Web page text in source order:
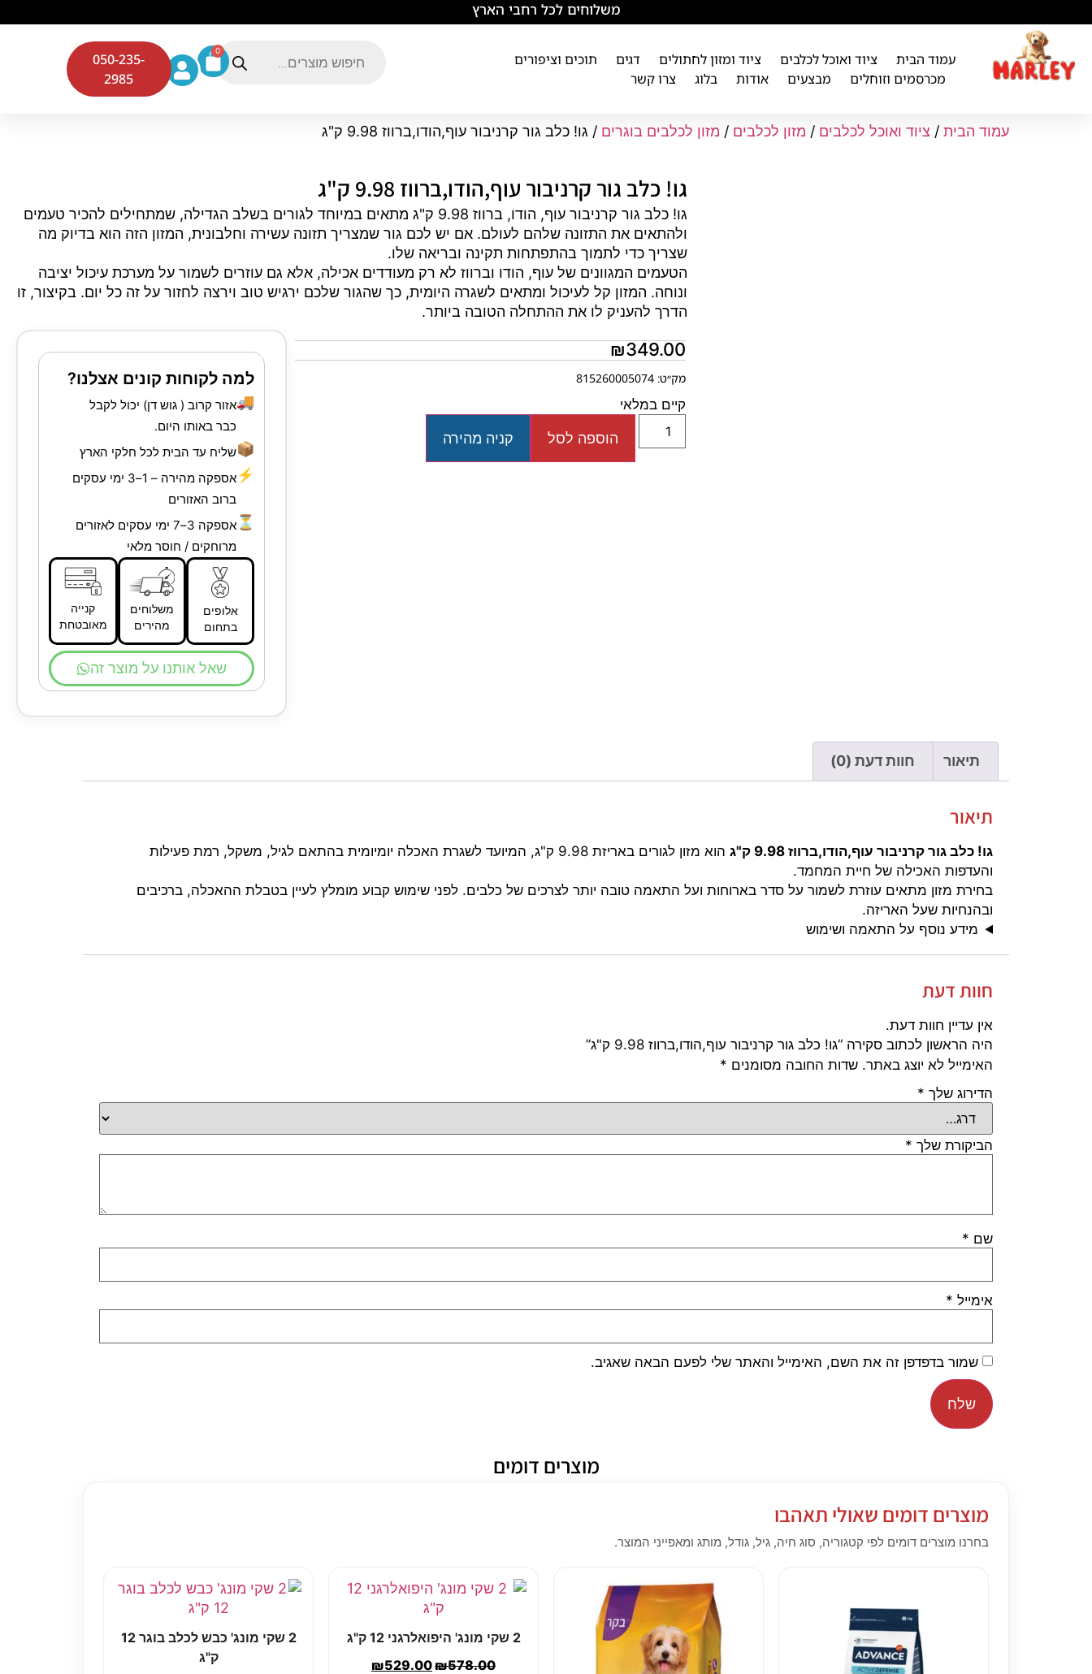
משלוחים לכל רחבי הארץ
עמוד הבית ציוד ואוכל לכלבים ציוד ומזון לחתולים דגים
תוכים וציפורים
מכרסמים וזוחלים
מבצעים אודות בלוג צרו קשר
0
050-235-
2985
עמוד הבית / ציוד ואוכל לכלבים / מזון לכלבים / מזון לכלבים בוגרים / גו! כלב גור קרניבור עוף,הודו,ברווז 9.98 ק"ג
גו! כלב גור קרניבור עוף,הודו,ברווז 9.98 ק"ג
גו! כלב גור קרניבור עוף, הודו, ברווז 9.98 ק"ג מתאים במיוחד לגורים בשלב הגדילה, שמתחילים להכיר טעמים
ולהתאים את התזונה שלהם לעולם. אם יש לכם גור שמצריך תזונה עשירה וחלבונית, המזון הזה הוא בדיוק מה
שצריך כדי לתמוך בהתפתחות תקינה ובריאה שלו.
הטעמים המגוונים של עוף, הודו וברווז לא רק מעודדים אכילה, אלא גם עוזרים לשמור על מערכת עיכול יציבה
ונוחה. המזון קל לעיכול ומתאים לשגרה היומית, כך שהגור שלכם ירגיש טוב וירצה לחזור על זה כל יום. בקיצור, זו
הדרך להעניק לו את ההתחלה הטובה ביותר.
₪349.00
מק״ט: 815260005074
קיים במלאי
הוספה לסל קניה מהירה
למה לקוחות קונים אצלנו?
🚚אזור קרוב ( גוש דן) יכול לקבל
כבר באותו היום.
📦שליח עד הבית לכל חלקי הארץ
⚡
אספקה מהירה – 1–3 ימי עסקים
ברוב האזורים
⏳
אספקה 3–7 ימי עסקים לאזורים
מרוחקים / חוסר מלאי
אלופים
בתחום
משלוחים
מהירים
קנייה
מאובטחת
שאל אותנו על מוצר זה
תיאור חוות דעת (0)
תיאור
גו! כלב גור קרניבור עוף,הודו,ברווז 9.98 ק"ג
הוא מזון לגורים באריזת 9.98 ק"ג, המיועד לשגרת האכלה יומיומית בהתאם לגיל, משקל, רמת פעילות
והעדפות האכילה של חיית המחמד.
בחירת מזון מתאים עוזרת לשמור על סדר בארוחות ועל התאמה טובה יותר לצרכים של כלבים. לפני שימוש קבוע מומלץ לעיין בטבלת ההאכלה, ברכיבים
ובהנחיות שעל האריזה.
מידע נוסף על התאמה ושימוש
חוות דעת
אין עדיין חוות דעת.
היה הראשון לכתוב סקירה “גו! כלב גור קרניבור עוף,הודו,ברווז 9.98 ק"ג”
האימייל לא יוצג באתר. שדות החובה מסומנים *
הדירוג שלך *
הביקורת שלך *
שם *
אימייל *
שמור בדפדפן זה את השם, האימייל והאתר שלי לפעם הבאה שאגיב.
מוצרים דומים
מוצרים דומים שאולי תאהבו
בחרנו מוצרים דומים לפי קטגוריה, סוג חיה, גיל, גודל, מותג ומאפייני המוצר.
2 שקי מונג' היפואלרגני 12 ק"ג
₪578.00
₪529.00
2 שקי מונג' כבש לכלב בוגר 12
ק"ג